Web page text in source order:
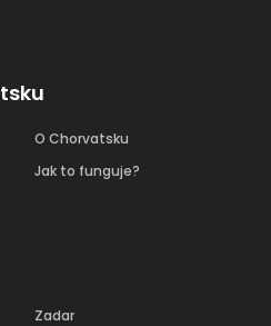
O Chorvatsku
Jak to funguje?
Zadar